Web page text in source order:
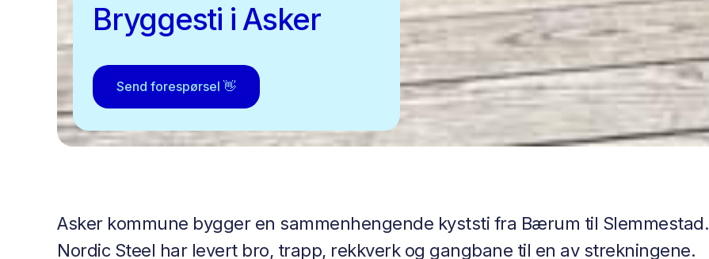
Bryggesti i Asker
Send forespørsel 👋
Asker kommune bygger en sammenhengende kyststi fra Bærum til Slemmestad.
Nordic Steel har levert bro, trapp, rekkverk og gangbane til en av strekningene.